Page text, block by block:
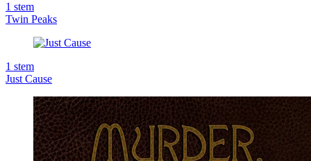
1 stem
Twin Peaks
1 stem
Just Cause